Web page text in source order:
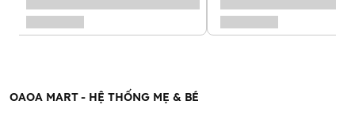
OAOA MART - HỆ THỐNG MẸ & BÉ